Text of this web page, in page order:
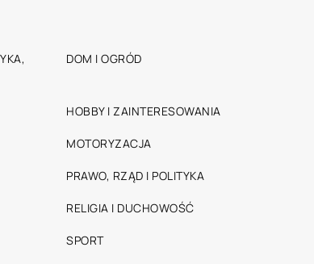
DOM I OGRÓD
HOBBY I ZAINTERESOWANIA
MOTORYZACJA
PRAWO, RZĄD I POLITYKA
RELIGIA I DUCHOWOŚĆ
SPORT